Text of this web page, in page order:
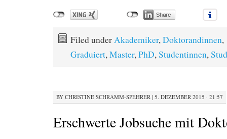
Filed underAkademiker,Doktorandinnen,
Graduiert,Master,PhD,Studentinnen,
BY CHRISTINE SCHRAMM-SPEHRER | 5. DEZEMBER 2015 · 21:57
Erschwerte Jobsuche mit